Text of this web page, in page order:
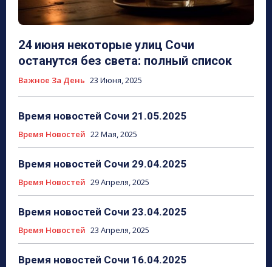
24 июня некоторые улиц Сочи
останутся без света: полный список
Важное За День 23 Июня, 2025
Время новостей Сочи 21.05.2025
Время Новостей 22 Мая, 2025
Время новостей Сочи 29.04.2025
Время Новостей 29 Апреля, 2025
Время новостей Сочи 23.04.2025
Время Новостей 23 Апреля, 2025
Время новостей Сочи 16.04.2025